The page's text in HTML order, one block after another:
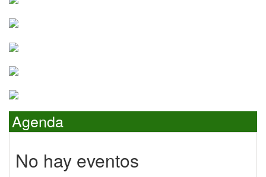
Agenda
No hay eventos